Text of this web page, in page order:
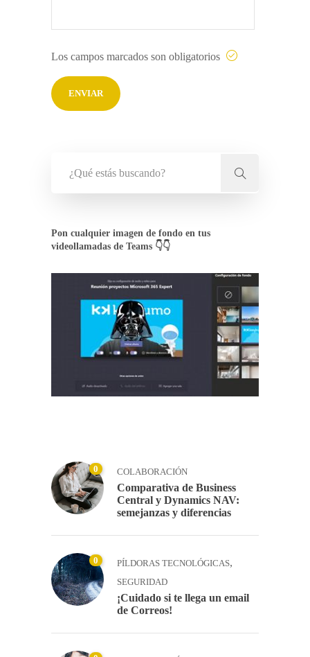
Los campos marcados son obligatorios
Pon cualquier imagen de fondo en tus
videollamadas de Teams 👇👇
0 COLABORACIÓN
Comparativa de Business
Central y Dynamics NAV:
semejanzas y diferencias
0 PÍLDORAS TECNOLÓGICAS,
SEGURIDAD
¡Cuidado si te llega un email
de Correos!